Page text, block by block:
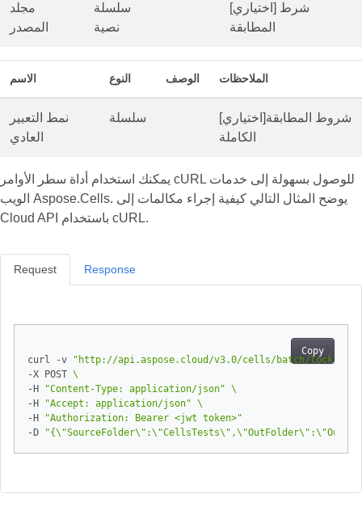
مجلد
المصدر
سلسلة
نصية
[اختياري] شرط
المطابقة
الاسم النوع الوصف الملاحظات
نمط التعبير
العادي
سلسلة
[اختياري]شروط المطابقة
الكاملة
يمكنك استخدام أداة سطر الأوامر cURL للوصول بسهولة إلى خدمات
الويب Aspose.Cells. يوضح المثال التالي كيفية إجراء مكالمات إلى
Cloud API باستخدام cURL.
Request
Copy
curl -v "http://api.aspose.cloud/v3.0/cells/batch/lock"
-X POST
-H
"Content-Type: application/json"
-H
"Accept: application/json"
-H
"Authorization: Bearer <jwt token>"
-D
Response